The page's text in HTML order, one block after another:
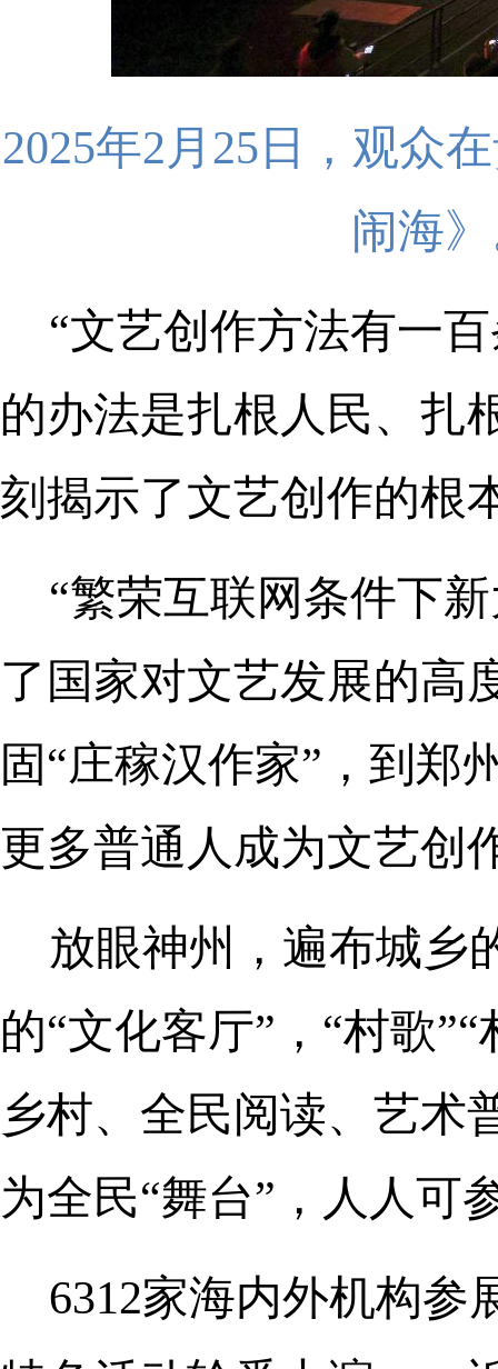
2025年2月25日，观众
闹海
“文艺创作方法有一
的办法是扎根人民、扎
刻揭示了文艺创作的根
“繁荣互联网条件下
了国家对文艺发展的高
固“庄稼汉作家”，到郑
更多普通人成为文艺创
放眼神州，遍布城乡
的“文化客厅”，“村歌
乡村、全民阅读、艺术
为全民“舞台”，人人可
6312家海内外机构参